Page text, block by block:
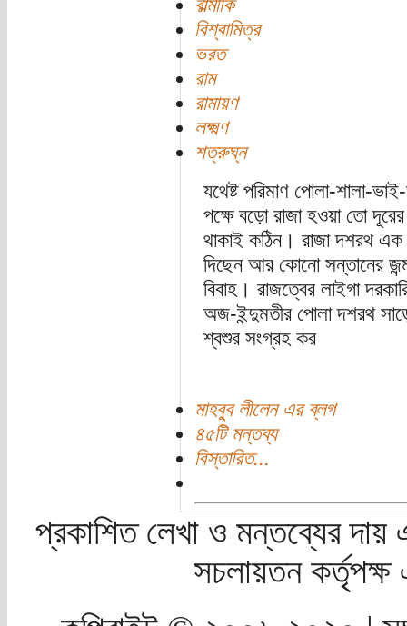
বাল্মীকি
বিশ্বামিত্র
ভরত
রাম
রামায়ণ
লক্ষ্মণ
শত্রুঘ্ন
যথেষ্ট পরিমাণ পোলা-শালা-
পক্ষে বড়ো রাজা হওয়া তো দূরের
থাকাই কঠিন। রাজা দশরথ এক
দিছেন আর কোনো সন্তানের
বিবাহ। রাজত্বের লাইগা
অজ-ইন্দুমতীর পোলা দশরথ
শ্বশুর সংগ্রহ কর
মাহবুব লীলেন এর ব্লগ
৪৫টি মন্তব্য
বিস্তারিত...
প্রকাশিত লেখা ও মন্তব্যের দায়
সচলায়তন